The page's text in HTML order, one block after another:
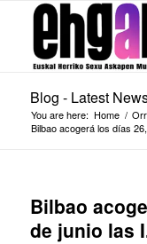
Blog - Latest
You are here: Home /
Bilbao acogerá los días
Bilbao
de junio las